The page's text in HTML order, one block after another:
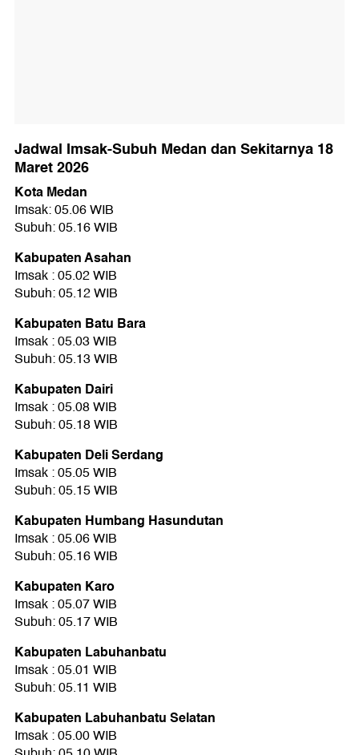
Jadwal Imsak-Subuh Medan dan Sekitarnya 18
Maret 2026
Kota Medan
Imsak: 05.06 WIB
Subuh: 05.16 WIB
Kabupaten Asahan
Imsak : 05.02 WIB
Subuh: 05.12 WIB
Kabupaten Batu Bara
Imsak : 05.03 WIB
Subuh: 05.13 WIB
Kabupaten Dairi
Imsak : 05.08 WIB
Subuh: 05.18 WIB
Kabupaten Deli Serdang
Imsak : 05.05 WIB
Subuh: 05.15 WIB
Kabupaten Humbang Hasundutan
Imsak : 05.06 WIB
Subuh: 05.16 WIB
Kabupaten Karo
Imsak : 05.07 WIB
Subuh: 05.17 WIB
Kabupaten Labuhanbatu
Imsak : 05.01 WIB
Subuh: 05.11 WIB
Kabupaten Labuhanbatu Selatan
Imsak : 05.00 WIB